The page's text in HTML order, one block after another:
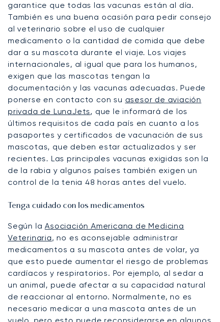
garantice que todas las vacunas están al día.
También es una buena ocasión para pedir consejo
al veterinario sobre el uso de cualquier
medicamento o la cantidad de comida que debe
dar a su mascota durante el viaje. Los viajes
internacionales, al igual que para los humanos,
exigen que las mascotas tengan la
documentación y las vacunas adecuadas. Puede
ponerse en contacto con su asesor de aviación
privada de LunaJets, que le informará de los
últimos requisitos de cada país en cuanto a los
pasaportes y certificados de vacunación de sus
mascotas, que deben estar actualizados y ser
recientes. Las principales vacunas exigidas son la
de la rabia y algunos países también exigen un
control de la tenia 48 horas antes del vuelo.
Tenga cuidado con los medicamentos
Según laAsociación Americana de Medicina
Veterinaria, no es aconsejable administrar
medicamentos a su mascota antes de volar, ya
que esto puede aumentar el riesgo de problemas
cardíacos y respiratorios. Por ejemplo, al sedar a
un animal, puede afectar a su capacidad natural
de reaccionar al entorno. Normalmente, no es
necesario medicar a una mascota antes de un